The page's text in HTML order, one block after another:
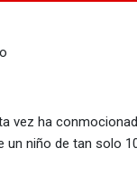
ha
niño de tan solo